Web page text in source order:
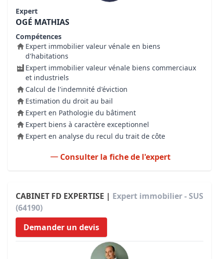
Expert
OGÉ MATHIAS
Compétences
Expert immobilier valeur vénale en biens
d'habitations
Expert immobilier valeur vénale biens commerciaux
et industriels
Calcul de l'indemnité d'éviction
Estimation du droit au bail
Expert en Pathologie du bâtiment
Expert biens à caractère exceptionnel
Expert en analyse du recul du trait de côte
Consulter la fiche de l'expert
CABINET FD EXPERTISE | Expert immobilier - SUS
(64190)
Demander un devis